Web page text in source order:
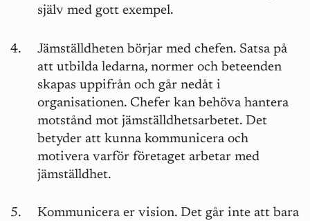
själv med gott exempel.
Jämställdheten börjar med chefen. Satsa på
att utbilda ledarna, normer och beteenden
skapas uppifrån och går nedåt i
organisationen. Chefer kan behöva hantera
motstånd mot jämställdhetsarbetet. Det
betyder att kunna kommunicera och
motivera varför företaget arbetar med
jämställdhet.
Kommunicera er vision. Det går inte att bara